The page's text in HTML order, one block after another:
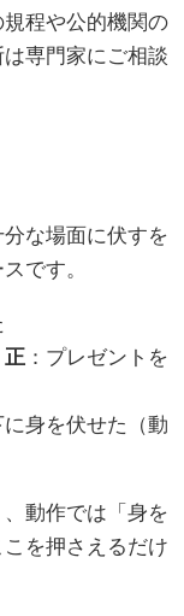
程や公的機関の
専門家にご相談
な場面に伏すを
です。
正 ：プレゼントを
に身を伏せた（動
動作では「身を
を押さえるだけ